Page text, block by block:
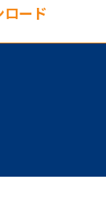
ロード